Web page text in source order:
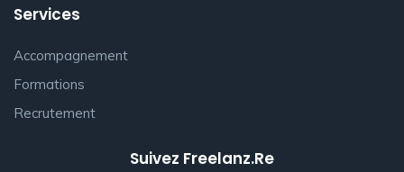
Services
Accompagnement
Formations
Recrutement
Suivez Freelanz.re